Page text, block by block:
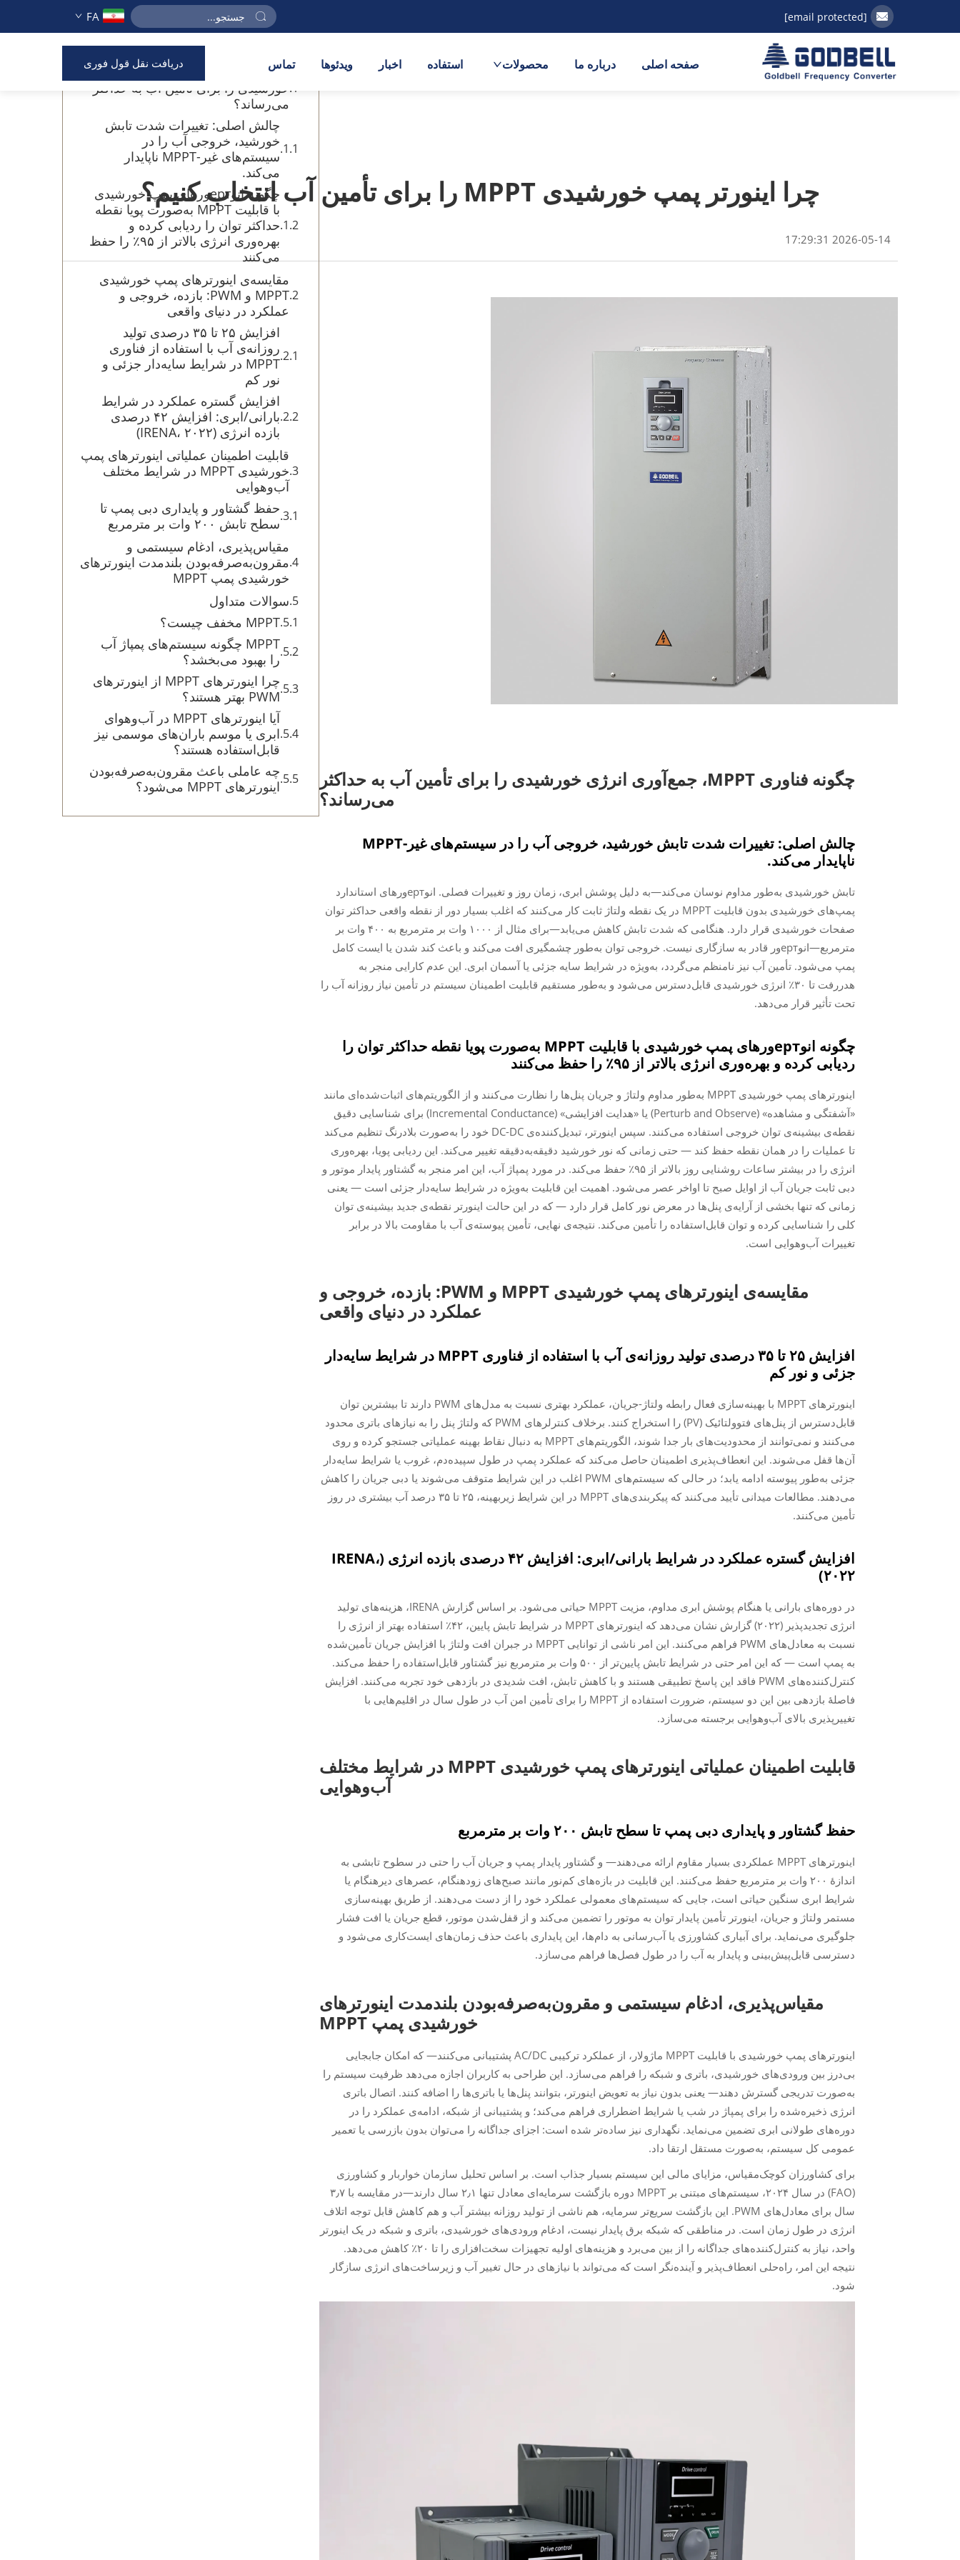
[email protected]
FA
صفحه اصلی درباره ما محصولات استفاده اخبار ویدئوها تماس دریافت نقل قول فوری
چرا اینورتر پمپ خورشیدی MPPT را برای تأمین آب انتخاب کنیم؟
2026-05-14 17:29:31
چگونه فناوری MPPT، جمع‌آوری انرژی خورشیدی را برای تأمین آب به حداکثر
می‌رساند؟
چالش اصلی: تغییرات شدت تابش خورشید، خروجی آب را در سیستم‌های غیر-MPPT
ناپایدار می‌کند.
تابش خورشیدی به‌طور مداوم نوسان می‌کند—به دلیل پوشش ابری، زمان روز و تغییرات فصلی. انوертورهای استاندارد
پمپ‌های خورشیدی بدون قابلیت MPPT در یک نقطه ولتاژ ثابت کار می‌کنند که اغلب بسیار دور از نقطه واقعی حداکثر توان
صفحات خورشیدی قرار دارد. هنگامی که شدت تابش کاهش می‌یابد—برای مثال از ۱۰۰۰ وات بر مترمربع به ۴۰۰ وات بر
مترمربع—انوертور قادر به سازگاری نیست. خروجی توان به‌طور چشمگیری افت می‌کند و باعث کند شدن یا ایست کامل
پمپ می‌شود. تأمین آب نیز نامنظم می‌گردد، به‌ویژه در شرایط سایه جزئی یا آسمان ابری. این عدم کارایی منجر به
هدررفت تا ۳۰٪ انرژی خورشیدی قابل‌دسترس می‌شود و به‌طور مستقیم قابلیت اطمینان سیستم در تأمین نیاز روزانه آب را
تحت تأثیر قرار می‌دهد.
چگونه انوертورهای پمپ خورشیدی با قابلیت MPPT به‌صورت پویا نقطه حداکثر توان را
ردیابی کرده و بهره‌وری انرژی بالاتر از ۹۵٪ را حفظ می‌کنند
اینورترهای پمپ خورشیدی MPPT به‌طور مداوم ولتاژ و جریان پنل‌ها را نظارت می‌کنند و از الگوریتم‌های اثبات‌شده‌ای مانند
«آشفتگی و مشاهده» (Perturb and Observe) یا «هدایت افزایشی» (Incremental Conductance) برای شناسایی دقیق
نقطه‌ی بیشینه‌ی توان خروجی استفاده می‌کنند. سپس اینورتر، تبدیل‌کننده‌ی DC-DC خود را به‌صورت بلادرنگ تنظیم می‌کند
تا عملیات را در همان نقطه حفظ کند — حتی زمانی که نور خورشید دقیقه‌به‌دقیقه تغییر می‌کند. این ردیابی پویا، بهره‌وری
انرژی را در بیشتر ساعات روشنایی روز بالاتر از ۹۵٪ حفظ می‌کند. در مورد پمپاژ آب، این امر منجر به گشتاور پایدار موتور و
دبی ثابت جریان آب از اوایل صبح تا اواخر عصر می‌شود. اهمیت این قابلیت به‌ویژه در شرایط سایه‌دار جزئی است — یعنی
زمانی که تنها بخشی از آرایه‌ی پنل‌ها در معرض نور کامل قرار دارد — که در این حالت اینورتر نقطه‌ی جدید بیشینه‌ی توان
کلی را شناسایی کرده و توان قابل‌استفاده را تأمین می‌کند. نتیجه‌ی نهایی، تأمین پیوسته‌ی آب با مقاومت بالا در برابر
تغییرات آب‌وهوایی است.
مقایسه‌ی اینورترهای پمپ خورشیدی MPPT و PWM: بازده، خروجی و
عملکرد در دنیای واقعی
افزایش ۲۵ تا ۳۵ درصدی تولید روزانه‌ی آب با استفاده از فناوری MPPT در شرایط سایه‌دار
جزئی و نور کم
اینورترهای MPPT با بهینه‌سازی فعال رابطه ولتاژ-جریان، عملکرد بهتری نسبت به مدل‌های PWM دارند تا بیشترین توان
قابل‌دسترس از پنل‌های فتوولتائیک (PV) را استخراج کنند. برخلاف کنترلر‌های PWM که ولتاژ پنل را به نیازهای باتری محدود
می‌کنند و نمی‌توانند از محدودیت‌های بار جدا شوند، الگوریتم‌های MPPT به دنبال نقاط بهینه عملیاتی جستجو کرده و روی
آن‌ها قفل می‌شوند. این انعطاف‌پذیری اطمینان حاصل می‌کند که عملکرد پمپ در طول سپیده‌دم، غروب یا شرایط سایه‌دار
جزئی به‌طور پیوسته ادامه یابد؛ در حالی که سیستم‌های PWM اغلب در این شرایط متوقف می‌شوند یا دبی جریان را کاهش
می‌دهند. مطالعات میدانی تأیید می‌کنند که پیکربندی‌های MPPT در این شرایط زیربهینه، ۲۵ تا ۳۵ درصد آب بیشتری در روز
تأمین می‌کنند.
افزایش گستره عملکرد در شرایط بارانی/ابری: افزایش ۴۲ درصدی بازده انرژی (IRENA،
۲۰۲۲)
در دوره‌های بارانی یا هنگام پوشش ابری مداوم، مزیت MPPT حیاتی می‌شود. بر اساس گزارش IRENA،
هزینه‌های تولید
انرژی تجدیدپذیر (۲۰۲۲)
گزارش نشان می‌دهد که اینورترهای MPPT در شرایط تابش پایین، ۴۲٪ استفاده بهتر از انرژی را
نسبت به معادل‌های PWM فراهم می‌کنند. این امر ناشی از توانایی MPPT در جبران افت ولتاژ با افزایش جریان تأمین‌شده
به پمپ است — که این امر حتی در شرایط تابش پایین‌تر از ۵۰۰ وات بر مترمربع نیز گشتاور قابل‌استفاده را حفظ می‌کند.
کنترل‌کننده‌های PWM فاقد این پاسخ تطبیقی هستند و با کاهش تابش، افت شدیدی در بازدهی خود تجربه می‌کنند. افزایش
فاصلهٔ بازدهی بین این دو سیستم، ضرورت استفاده از MPPT را برای تأمین امن آب در طول سال در اقلیم‌هایی با
تغییرپذیری بالای آب‌وهوایی برجسته می‌سازد.
قابلیت اطمینان عملیاتی اینورترهای پمپ خورشیدی MPPT در شرایط مختلف
آب‌وهوایی
حفظ گشتاور و پایداری دبی پمپ تا سطح تابش ۲۰۰ وات بر مترمربع
اینورترهای MPPT عملکردی بسیار مقاوم ارائه می‌دهند— و گشتاور پایدار پمپ و جریان آب را حتی در سطوح تابشی به
اندازهٔ ۲۰۰ وات بر مترمربع حفظ می‌کنند. این قابلیت در بازه‌های کم‌نور مانند صبح‌های زودهنگام، عصرهای دیرهنگام یا
شرایط ابری سنگین حیاتی است، جایی که سیستم‌های معمولی عملکرد خود را از دست می‌دهند. از طریق بهینه‌سازی
مستمر ولتاژ و جریان، اینورتر تأمین پایدار توان به موتور را تضمین می‌کند و از قفل‌شدن موتور، قطع جریان یا افت فشار
جلوگیری می‌نماید. برای آبیاری کشاورزی یا آب‌رسانی به دام‌ها، این پایداری باعث حذف زمان‌های ایست‌کاری می‌شود و
دسترسی قابل‌پیش‌بینی و پایدار به آب را در طول فصل‌ها فراهم می‌سازد.
مقیاس‌پذیری، ادغام سیستمی و مقرون‌به‌صرفه‌بودن بلندمدت اینورترهای
خورشیدی پمپ MPPT
اینورترهای پمپ خورشیدی با قابلیت MPPT ماژولار، از عملکرد ترکیبی AC/DC پشتیبانی می‌کنند— که امکان جابجایی
بی‌درز بین ورودی‌های خورشیدی، باتری و شبکه را فراهم می‌سازد. این طراحی به کاربران اجازه می‌دهد ظرفیت سیستم را
به‌صورت تدریجی گسترش دهند— یعنی بدون نیاز به تعویض اینورتر، بتوانند پنل‌ها یا باتری‌ها را اضافه کنند. اتصال باتری
انرژی ذخیره‌شده را برای پمپاژ در شب یا شرایط اضطراری فراهم می‌کند؛ و پشتیبانی از شبکه، ادامه‌ی عملکرد را در
دوره‌های طولانی ابری تضمین می‌نماید. نگهداری نیز ساده‌تر شده است: اجزای جداگانه را می‌توان بدون بازرسی یا تعمیر
عمومی کل سیستم، به‌صورت مستقل ارتقا داد.
برای کشاورزان کوچک‌مقیاس، مزایای مالی این سیستم بسیار جذاب است. بر اساس تحلیل سازمان خواربار و کشاورزی
(FAO) در سال ۲۰۲۴، سیستم‌های مبتنی بر MPPT دوره بازگشت سرمایه‌ای معادل تنها ۲٫۱ سال دارند—در مقایسه با ۳٫۷
سال برای معادل‌های PWM. این بازگشت سریع‌تر سرمایه، هم ناشی از تولید روزانه بیشتر آب و هم کاهش قابل توجه اتلاف
انرژی در طول زمان است. در مناطقی که شبکه برق پایدار نیست، ادغام ورودی‌های خورشیدی، باتری و شبکه در یک اینورتر
واحد، نیاز به کنترل‌کننده‌های جداگانه را از بین می‌برد و هزینه‌های اولیه تجهیزات سخت‌افزاری را تا ۲۰٪ کاهش می‌دهد.
نتیجه این امر، راه‌حلی انعطاف‌پذیر و آینده‌نگر است که می‌تواند با نیازهای در حال تغییر آب و زیرساخت‌های انرژی سازگار
شود.
فهرست مطالب
چگونه فناوری MPPT، جمع‌آوری انرژی
خورشیدی را برای تأمین آب به حداکثر
می‌رساند؟
چالش اصلی: تغییرات شدت تابش
خورشید، خروجی آب را در
سیستم‌های غیر-MPPT ناپایدار
می‌کند.
چگونه انوертورهای پمپ خورشیدی
با قابلیت MPPT به‌صورت پویا نقطه
حداکثر توان را ردیابی کرده و
بهره‌وری انرژی بالاتر از ۹۵٪ را حفظ
می‌کنند
مقایسه‌ی اینورترهای پمپ خورشیدی
MPPT و PWM: بازده، خروجی و
عملکرد در دنیای واقعی
افزایش ۲۵ تا ۳۵ درصدی تولید
روزانه‌ی آب با استفاده از فناوری
MPPT در شرایط سایه‌دار جزئی و
نور کم
افزایش گستره عملکرد در شرایط
بارانی/ابری: افزایش ۴۲ درصدی
بازده انرژی (IRENA، ۲۰۲۲)
قابلیت اطمینان عملیاتی اینورترهای پمپ
خورشیدی MPPT در شرایط مختلف
آب‌وهوایی
حفظ گشتاور و پایداری دبی پمپ تا
سطح تابش ۲۰۰ وات بر مترمربع
مقیاس‌پذیری، ادغام سیستمی و
مقرون‌به‌صرفه‌بودن بلندمدت اینورترهای
خورشیدی پمپ MPPT
سوالات متداول
MPPT مخفف چیست؟
MPPT چگونه سیستم‌های پمپاژ آب
را بهبود می‌بخشد؟
چرا اینورترهای MPPT از اینورترهای
PWM بهتر هستند؟
آیا اینورترهای MPPT در آب‌وهوای
ابری یا موسم باران‌های موسمی نیز
قابل‌استفاده هستند؟
چه عاملی باعث مقرون‌به‌صرفه‌بودن
اینورترهای MPPT می‌شود؟